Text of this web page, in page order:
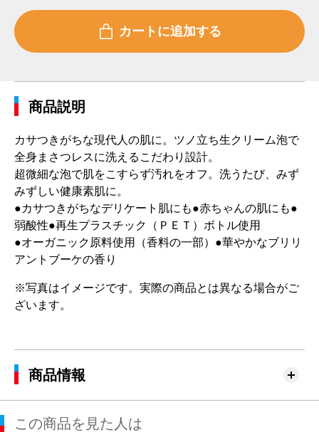
商品説明
カサつきがちな現代人の肌に。ツノ立ち生クリーム泡で
全身まさつレスに洗えるこだわり設計。
超微細な泡で肌をこすらず汚れをオフ。洗うたび、みず
みずしい健康素肌に。
●カサつきがちなデリケート肌にも●赤ちゃんの肌にも●
弱酸性●再生プラスチック（ＰＥＴ）ボトル使用
●オーガニック原料使用（香料の一部）●華やかなブリリ
アントブーケの香り
※写真はイメージです。実際の商品とは異なる場合がご
ざいます。
商品情報
この商品を見た人は